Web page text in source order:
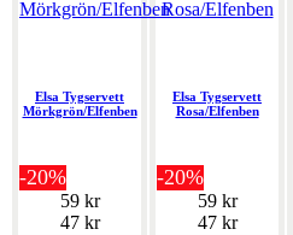
Elsa Tygservett
Mörkgrön/Elfenben
-20%
59 kr
47 kr
Elsa Tygservett
Rosa/Elfenben
-20%
59 kr
47 kr